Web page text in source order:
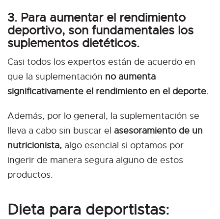
3. Para aumentar el rendimiento
deportivo, son fundamentales los
suplementos dietéticos.
Casi todos los expertos están de acuerdo en
que la suplementación no aumenta
significativamente el rendimiento en el deporte.
Además, por lo general, la suplementación se
lleva a cabo sin buscar el asesoramiento de un
nutricionista, algo esencial si optamos por
ingerir de manera segura alguno de estos
productos.
Dieta para deportistas: